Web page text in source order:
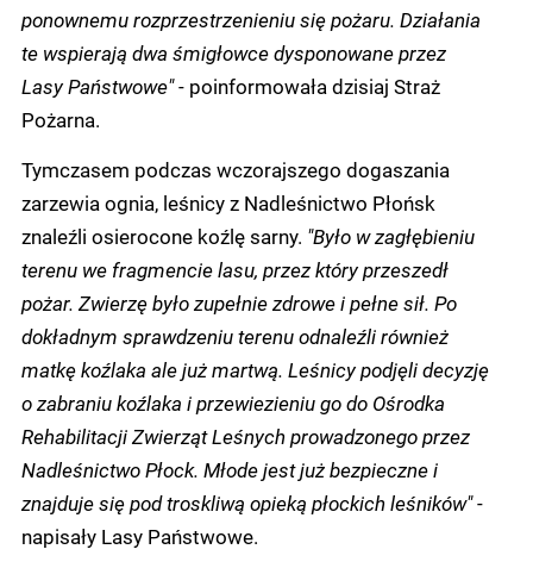
ponownemu rozprzestrzenieniu się pożaru. Działania
te wspierają dwa śmigłowce dysponowane przez
Lasy Państwowe"- poinformowała dzisiaj Straż
Pożarna.
Tymczasem podczas wczorajszego dogaszania
zarzewia ognia, leśnicy z Nadleśnictwo Płońsk
znaleźli osierocone koźlę sarny. "Było w zagłębieniu
terenu we fragmencie lasu, przez który przeszedł
pożar. Zwierzę było zupełnie zdrowe i pełne sił. Po
dokładnym sprawdzeniu terenu odnaleźli również
matkę koźlaka ale już martwą. Leśnicy podjęli decyzję
o zabraniu koźlaka i przewiezieniu go do Ośrodka
Rehabilitacji Zwierząt Leśnych prowadzonego przez
Nadleśnictwo Płock. Młode jest już bezpieczne i
znajduje się pod troskliwą opieką płockich leśników"-
napisały Lasy Państwowe.